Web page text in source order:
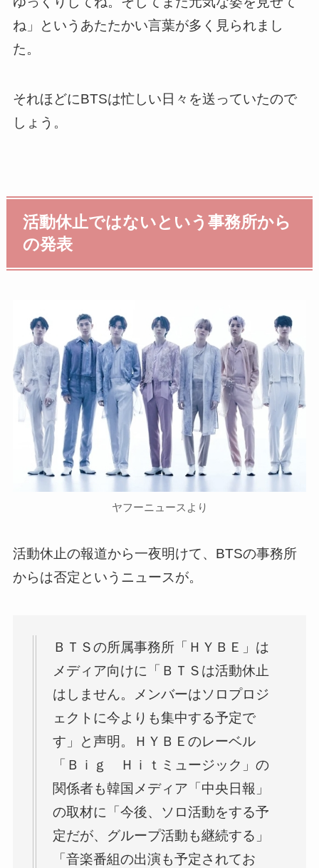
ね」というあたたかい言葉が多く見られまし
た。
それほどにBTSは忙しい日々を送っていたので
しょう。
活動休止ではないという事務所から
の発表
ヤフーニュースより
活動休止の報道から一夜明けて、BTSの事務所
からは否定というニュースが。
ＢＴＳの所属事務所「ＨＹＢＥ」は
メディア向けに「ＢＴＳは活動休止
はしません。メンバーはソロプロジ
ェクトに今よりも集中する予定で
す」と声明。ＨＹＢＥのレーベル
「Ｂｉｇ Ｈｉｔミュージック」の
関係者も韓国メディア「中央日報」
の取材に「今後、ソロ活動をする予
定だが、グループ活動も継続する」
「音楽番組の出演も予定されてお